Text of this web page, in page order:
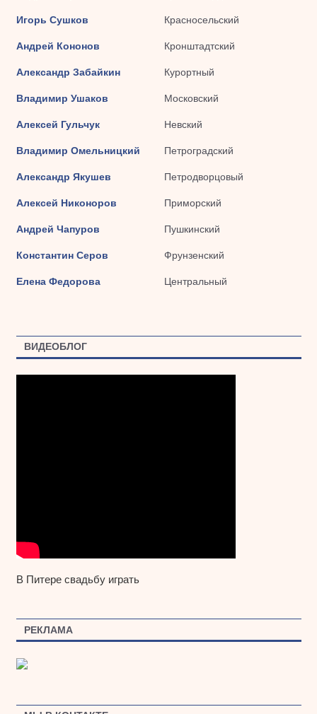
Игорь Сушков Красносельский
Андрей Кононов Кронштадтский
Александр Забайкин Курортный
Владимир Ушаков Московский
Алексей Гульчук Невский
Владимир Омельницкий Петроградский
Александр Якушев Петродворцовый
Алексей Никоноров Приморский
Андрей Чапуров Пушкинский
Константин Серов Фрунзенский
Елена Федорова Центральный
ВИДЕОБЛОГ
В Питере свадьбу играть
РЕКЛАМА